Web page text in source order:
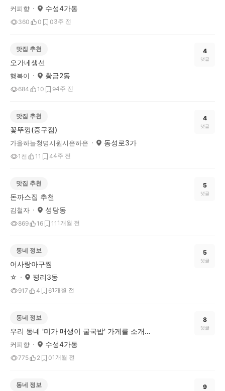
커피향 수성4가동
360 0 03주 전
맛집 추천
오가네생선
행복이 황금2동
684 10 94주 전
4
댓글
맛집 추천
꽃뚜껑(중구점)
가을하늘청명시원시은하은 동성로3가
1천 11 44주 전
4
댓글
맛집 추천
돈까스집 추천
김철자 성당동
869 16 11 1개월 전
5
댓글
동네 정보
어사랑아구찜
☆ 평리3동
917 4 61개월 전
5
댓글
동네 정보
우리 동네 '미가 매생이 굴국밥' 가게를 소개합니다.
커피향 수성4가동
775 2 01개월 전
8
댓글
동네 정보 9